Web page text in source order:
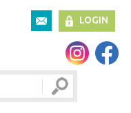
LOGIN